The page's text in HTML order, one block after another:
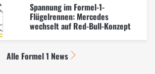
Spannung im Formel-1-
Flügelrennen: Mercedes
wechselt auf Red-Bull-Konzept
Alle Formel 1 News